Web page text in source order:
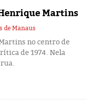
Martins
de Manaus
no centro de
de 1974. Nela